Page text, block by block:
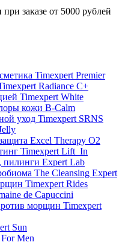
заказе от 5000 рублей
Timexpert Premier
Radiance C+
Timexpert White
кожи B-Calm
уход Timexpert SRNS
Excel Therapy O2
Timexpert Lift_In
пилинги Expert Lab
The Cleansing Expert
Timexpert Rides
de Capuccini
морщин Timexpert
Sun
Men